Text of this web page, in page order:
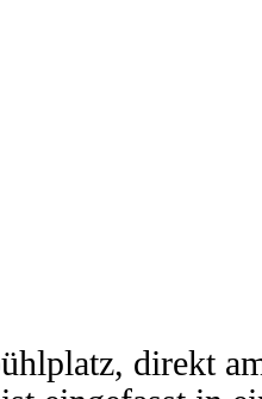
direkt